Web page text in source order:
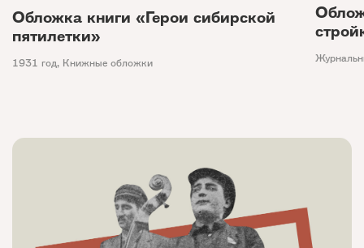
Обложка книги «Герои сибирской
пятилетки»
1931 год, Книжные обложки